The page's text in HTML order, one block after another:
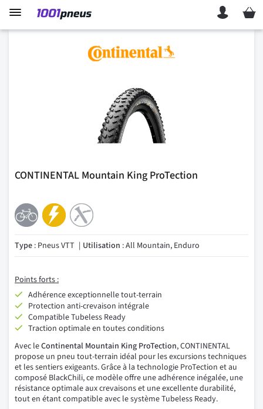
Mon
CONTINENTAL Mountain King ProTection
Type : Pneus VTT Utilisation : All Mountain, Enduro
Points forts :
Adhérence exceptionnelle tout-terrain
Protection anti-crevaison intégrale
Compatible Tubeless Ready
Traction optimale en toutes conditions
Avec leContinental Mountain King ProTection, CONTINENTAL
propose un pneu tout-terrain idéal pour les excursions techniques
et les sentiers exigeants. Grâce à la technologie ProTection et au
composé BlackChili, ce modèle offre une adhérence inégalée, une
résistance optimale aux crevaisons et une excellente durabilité,
tout en étant compatible avec le système Tubeless Ready.